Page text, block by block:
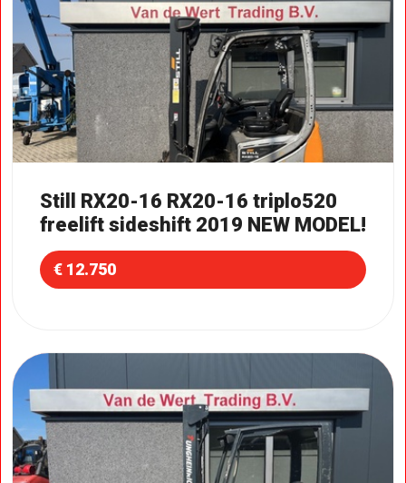
Still RX20-16 RX20-16 triplo520
freelift sideshift 2019 NEW MODEL!
€ 12.750